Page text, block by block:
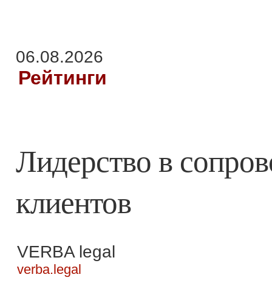
06.08.2026
Рейтинги
Лидерство в
клиентов
VERBA legal
verba.legal